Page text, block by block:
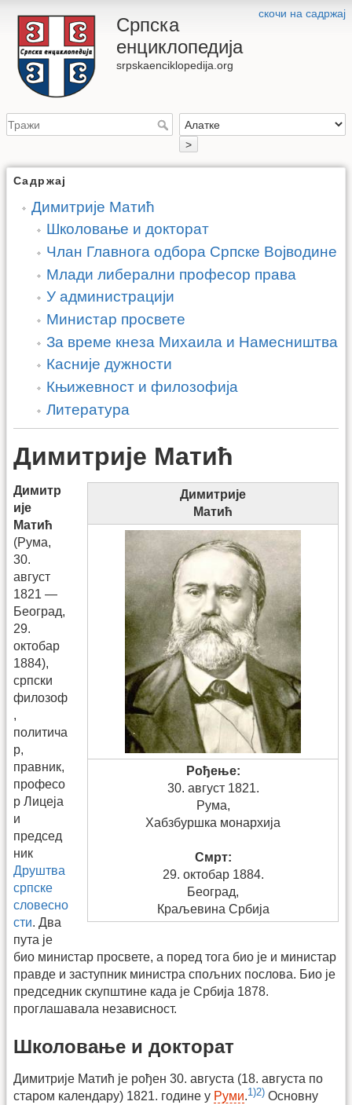
скочи на садржај
Српска
енциклопедија
srpskaenciklopedija.org
>
Садржај
Димитрије Матић
Школовање и докторат
Члан Главнога одбора Српске Војводине
Млади либерални професор права
У администрацији
Министар просвете
За време кнеза Михаила и Намесништва
Касније дужности
Књижевност и филозофија
Литература
Димитрије Матић
Димитрије
Матић
Рођење:
30. август 1821.
Рума,
Хабзбуршка монархија
Смрт:
29. октобар 1884.
Београд,
Краљевина Србија
Димитр
ије
Матић
(Рума,
30.
август
1821 —
Београд,
29.
октобар
1884),
српски
филозоф
,
политича
р,
правник,
професо
р Лицеја
и
председ
ник
Друштва
српске
словесно
сти. Два
пута је
био министар просвете, а поред тога био је и министар
правде и заступник министра спољних послова. Био је
председник скупштине када је Србија 1878.
проглашавала независност.
Школовање и докторат
Димитрије Матић је рођен 30. августа (18. августа по
старом календару) 1821. године у Руми.1)2) Основну